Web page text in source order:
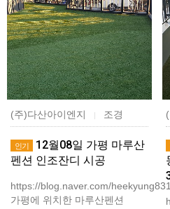
(주)다산아이엔지 | 조경
인기
12월08일 가평 마루산
펜션 인조잔디 시공
https://blog.naver.com/
가평에 위치한 마루산펜션